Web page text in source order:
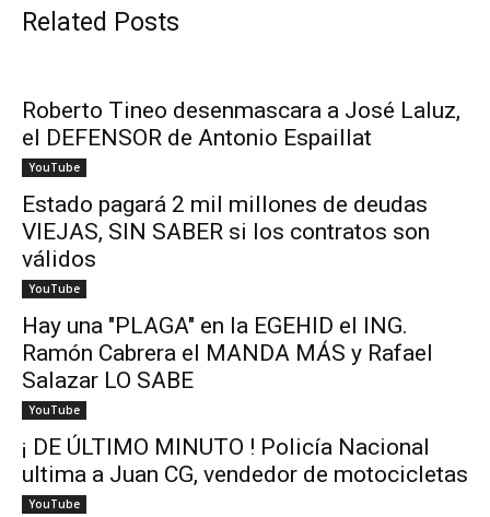
Related Posts
Roberto Tineo desenmascara a José Laluz,
el DEFENSOR de Antonio Espaillat
YouTube
Estado pagará 2 mil millones de deudas
VIEJAS, SIN SABER si los contratos son
válidos
YouTube
Hay una "PLAGA" en la EGEHID el ING.
Ramón Cabrera el MANDA MÁS y Rafael
Salazar LO SABE
YouTube
¡ DE ÚLTIMO MINUTO ! Policía Nacional
ultima a Juan CG, vendedor de motocicletas
YouTube